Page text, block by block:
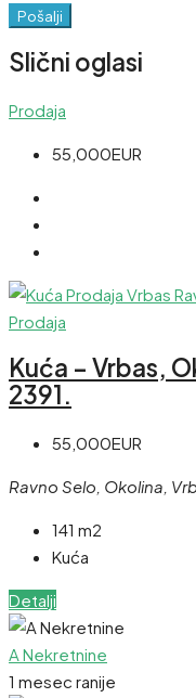
Pošalji
Slični oglasi
Prodaja
55,000EUR
Prodaja
Kuća – Vrbas,
2391.
55,000EUR
Ravno Selo, Okolina,
141 m2
Kuća
Detalji
A Nekretnine
1 mesec ranije